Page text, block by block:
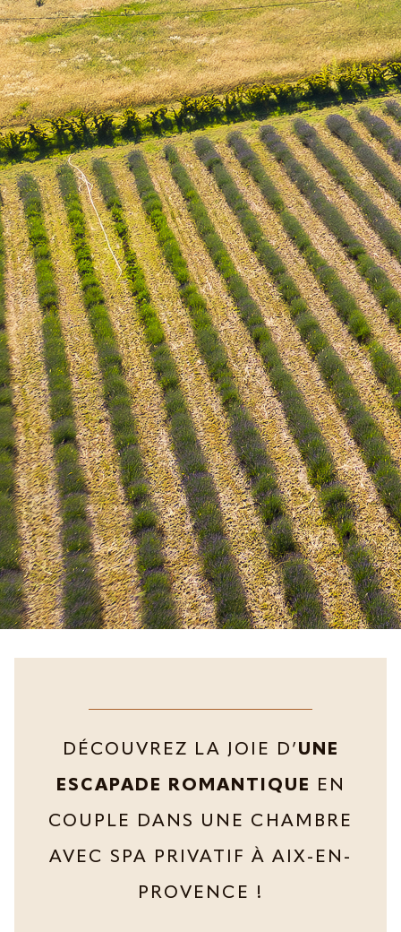
DÉCOUVREZ LA JOIE D’ UNE
ESCAPADE ROMANTIQUE EN
COUPLE DANS UNE CHAMBRE
AVEC SPA PRIVATIF À AIX-EN-
PROVENCE !